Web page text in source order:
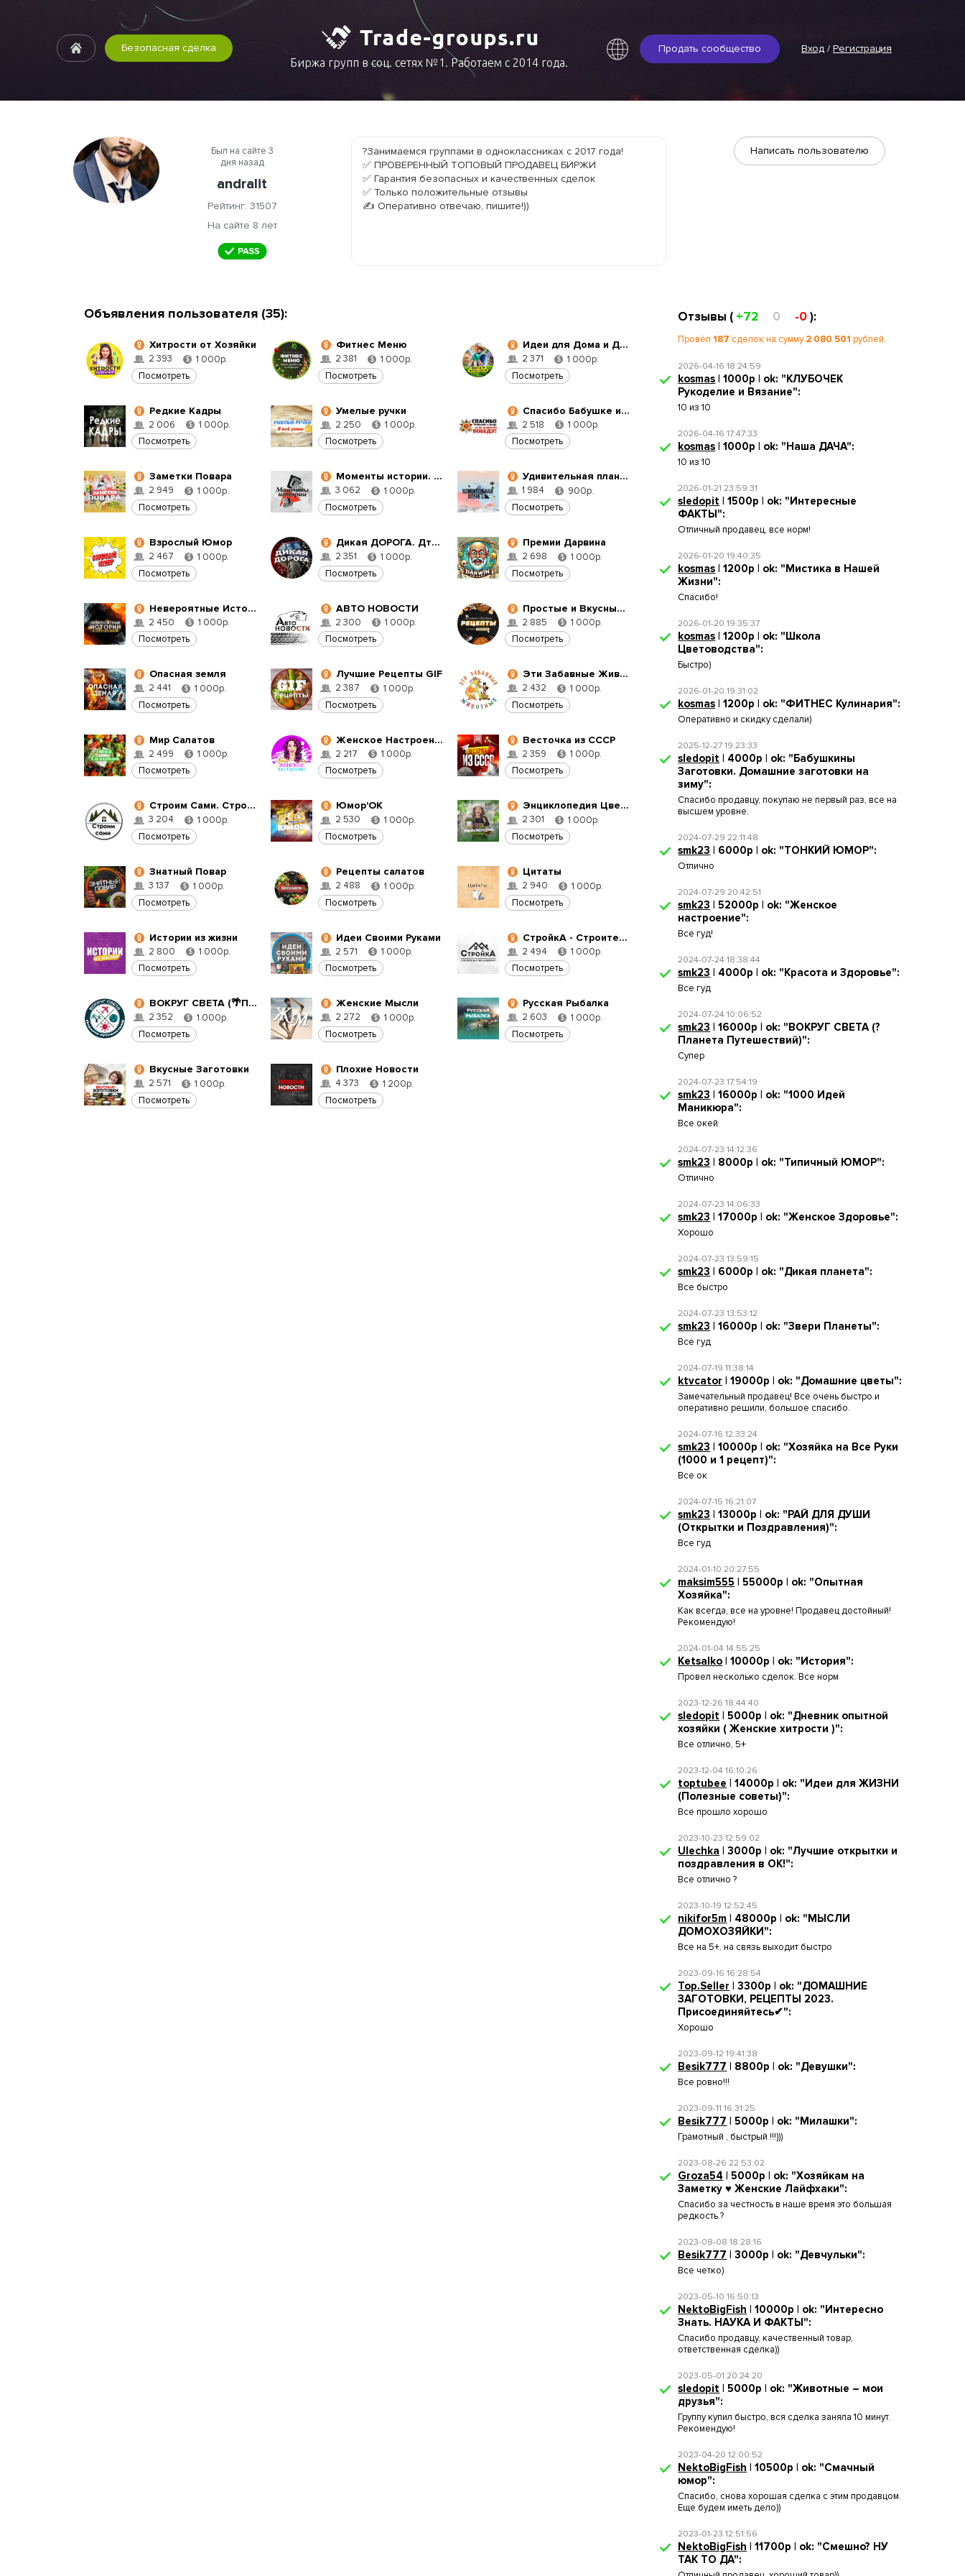
Продать сообщество Вход / Регистрация
Безопасная сделка
Биржа групп в соц. сетях №1. Работаем с 2014 года.
Был на сайте 3
дня назад
andralit
Рейтинг: 31507
На сайте 8 лет
?Занимаемся группами в одноклассниках с 2017 года!
✅ ПРОВЕРЕННЫЙ ТОПОВЫЙ ПРОДАВЕЦ БИРЖИ
✅ Гарантия безопасных и качественных сделок
✅ Только положительные отзывы
✍️ Оперативно отвечаю, пишите!))
Написать пользователю
Объявления пользователя (35):
Хитрости от Хозяйки
2 393 $
1 000р.
Посмотреть
Фитнес Меню
2 381 $
1 000р.
Посмотреть
Идеи для Дома и Дачи
2 371 $
1 000р.
Посмотреть
Редкие Кадры
2 006 $
1 000р.
Посмотреть
Умелые ручки
2 250 $
1 000р.
Посмотреть
Спасибо Бабушке и Деду за их Великую Победу
2 518 $
1 000р.
Посмотреть
Заметки Повара
2 949 $
1 000р.
Посмотреть
Моменты истории. Лучшие моменты истории
3 062 $
1 000р.
Посмотреть
Удивительная планета
1 984 $
900р.
Посмотреть
Взрослый Юмор
2 467 $
1 000р.
Посмотреть
Дикая ДОРОГА. Дтп. Дтп на трассе. Новости ДТП
2 351 $
1 000р.
Посмотреть
Премии Дарвина
2 698 $
1 000р.
Посмотреть
Невероятные Истории и Исторические Факты
2 450 $
1 000р.
Посмотреть
АВТО НОВОСТИ
2 300 $
1 000р.
Посмотреть
Простые и Вкусные Рецепты
2 885 $
1 000р.
Посмотреть
Опасная земля
2 441 $
1 000р.
Посмотреть
Лучшие Рецепты GIF
2 387 $
1 000р.
Посмотреть
Эти Забавные Животные
2 432 $
1 000р.
Посмотреть
Мир Салатов
2 499 $
1 000р.
Посмотреть
Женское Настроение
2 217 $
1 000р.
Посмотреть
Весточка из СССР
2 359 $
1 000р.
Посмотреть
Строим Сами. Строительство и ремонт
3 204 $
1 000р.
Посмотреть
Юмор'ОК
2 530 $
1 000р.
Посмотреть
Энциклопедия Цветовода
2 301 $
1 000р.
Посмотреть
Знатный Повар
3 137 $
1 000р.
Посмотреть
Рецепты салатов
2 488 $
1 000р.
Посмотреть
Цитаты
2 940 $
1 000р.
Посмотреть
Истории из жизни
2 800 $
1 000р.
Посмотреть
Идеи Своими Руками
2 571 $
1 000р.
Посмотреть
СтройкА - Строительство и ремонт
2 494 $
1 000р.
Посмотреть
ВОКРУГ СВЕТА (🌴Планета Путешествий)
2 352 $
1 000р.
Посмотреть
Женские Мысли
2 272 $
1 000р.
Посмотреть
Русская Рыбалка
2 603 $
1 000р.
Посмотреть
Вкусные Заготовки
2 571 $
1 000р.
Посмотреть
Плохие Новости
4 373 $
1 200р.
Посмотреть
Отзывы ( +72 0 -0):
Провёл187 сделок на сумму2 080 501 рублей.
2026-04-16 18:24:59
kosmas | 1000р | ok: "КЛУБОЧЕК
Рукоделие и Вязание":
10 из 10
2026-04-16 17:47:33
kosmas | 1000р | ok: "Наша ДАЧА":
10 из 10
2026-01-21 23:59:31
sledopit | 1500р | ok: "Интересные
ФАКТЫ":
Отличный продавец, все норм!
2026-01-20 19:40:35
kosmas | 1200р | ok: "Мистика в Нашей
Жизни":
Спасибо!
2026-01-20 19:35:37
kosmas | 1200р | ok: "Школа
Цветоводства":
Быстро)
2026-01-20 19:31:02
kosmas | 1200р | ok: "ФИТНЕС Кулинария":
Оперативно и скидку сделали)
2025-12-27 19:23:33
sledopit | 4000р | ok: "Бабушкины
Заготовки. Домашние заготовки на
зиму":
Спасибо продавцу, покупаю не первый раз, все на
высшем уровне.
2024-07-29 22:11:48
smk23 | 6000р | ok: "ТОНКИЙ ЮМОР":
Отлично
2024-07-29 20:42:51
smk23 | 52000р | ok: "Женское
настроение":
Все гуд!
2024-07-24 18:38:44
smk23 | 4000р | ok: "Красота и Здоровье":
Все гуд
2024-07-24 10:06:52
smk23 | 16000р | ok: "ВОКРУГ СВЕТА (?
Планета Путешествий)":
Супер
2024-07-23 17:54:19
smk23 | 16000р | ok: "1000 Идей
Маникюра":
Все окей
2024-07-23 14:12:36
smk23 | 8000р | ok: "Типичный ЮМОР":
Отлично
2024-07-23 14:06:33
smk23 | 17000р | ok: "Женское Здоровье":
Хорошо
2024-07-23 13:59:15
smk23 | 6000р | ok: "Дикая планета":
Все быстро
2024-07-23 13:53:12
smk23 | 16000р | ok: "Звери Планеты":
Все гуд
2024-07-19 11:38:14
ktvcator | 19000р | ok: "Домашние цветы":
Замечательный продавец! Все очень быстро и
оперативно решили, большое спасибо.
2024-07-16 12:33:24
smk23 | 10000р | ok: "Хозяйка на Все Руки
(1000 и 1 рецепт)":
Все ок
2024-07-15 16:21:07
smk23 | 13000р | ok: "РАЙ ДЛЯ ДУШИ
(Открытки и Поздравления)":
Все гуд
2024-01-10 20:27:55
maksim555 | 55000р | ok: "Опытная
Хозяйка":
Как всегда, все на уровне! Продавец достойный!
Рекомендую!
2024-01-04 14:55:25
Ketsalko | 10000р | ok: "История":
Провел несколько сделок. Все норм
2023-12-26 18:44:40
sledopit | 5000р | ok: "Дневник опытной
хозяйки ( Женские хитрости )":
Все отлично, 5+
2023-12-04 16:10:26
toptubee | 14000р | ok: "Идеи для ЖИЗНИ
(Полезные советы)":
Все прошло хорошо
2023-10-23 12:59:02
Ulechka | 3000р | ok: "Лучшие открытки и
поздравления в ОК!":
Все отлично ?
2023-10-19 12:52:45
nikifor5m | 48000р | ok: "МЫСЛИ
ДОМОХОЗЯЙКИ":
Все на 5+. на связь выходит быстро
2023-09-16 16:28:54
Top.Seller | 3300р | ok: "ДОМАШНИЕ
ЗАГОТОВКИ, РЕЦЕПТЫ 2023.
Присоединяйтесь✔":
Хорошо
2023-09-12 19:41:38
Besik777 | 8800р | ok: "Девушки":
Все ровно!!!
2023-09-11 16:31:25
Besik777 | 5000р | ok: "Милашки":
Грамотный , быстрый !!!)))
2023-08-26 22:53:02
Groza54 | 5000р | ok: "Хозяйкам на
Заметку ♥ Женские Лайфхаки":
Спасибо за честность в наше время это большая
редкость.?
2023-08-08 18:28:16
Besik777 | 3000р | ok: "Девчульки":
Все четко)
2023-05-10 16:50:13
NektoBigFish | 10000р | ok: "Интересно
Знать. НАУКА И ФАКТЫ":
Спасибо продавцу, качественный товар,
ответственная сделка))
2023-05-01 20:24:20
sledopit | 5000р | ok: "Животные – мои
друзья":
Группу купил быстро, вся сделка заняла 10 минут.
Рекомендую!
2023-04-20 12:00:52
NektoBigFish | 10500р | ok: "Смачный
юмор":
Спасибо, снова хорошая сделка с этим продавцом.
Еще будем иметь дело))
2023-01-23 12:51:56
NektoBigFish | 11700р | ok: "Смешно? НУ
ТАК ТО ДА":